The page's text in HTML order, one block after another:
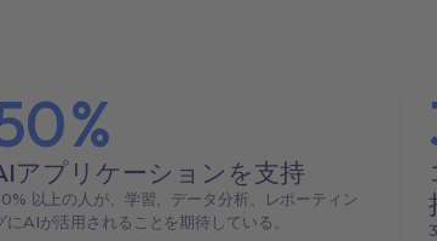
%
アプリケーションを支持
以上の人が、学習、データ分析、レポーティン
にAIが活用されることを期待している。